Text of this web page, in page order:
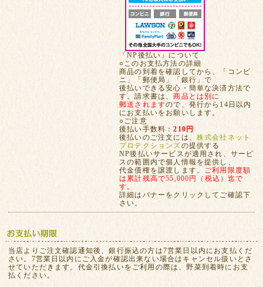
「NP後払い」について
○このお支払方法の詳細
商品の到着を確認してから、「コンビ
ニ」「郵便局」「銀行」で
後払いできる安心・簡単な決済方法で
す。請求書は、商品とは別に
郵送されますので、発行から14日以内
にお支払いをお願いします。
○ご注意
後払い手数料：210円
後払いのご注文には、 株式会社ネット
プロテクションズの提供する
NP後払いサービスが適用され、サービ
スの範囲内で個人情報を提供し、
代金債権を譲渡します。 ご利用限度額
は累計残高で55,000円（税込）迄で
す。
詳細はバナーをクリックしてご確認下
さい。
当店よりご注文確認通知後、銀行振込の方は7営業日以内にお支払くだ
さい。7営業日以内にご入金が確認出来ない場合はキャンセル扱いとさ
せていただきます。代金引換払いをご利用の際は、野菜到着時にお支
払ください。